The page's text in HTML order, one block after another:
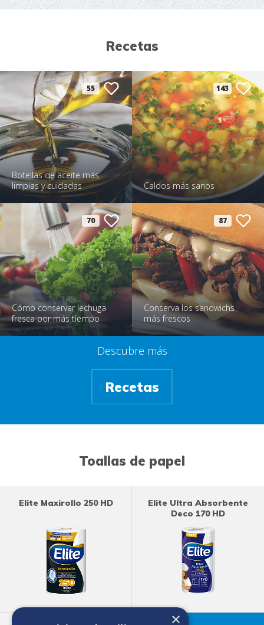
Recetas
55
Botellas de aceite más
limpias y cuidadas
143
Caldos más sanos
70
Cómo conservar lechuga
fresca por más tiempo
87
Conserva los sandwichs
más frescos
Descubre más
Recetas
Toallas de papel
Elite Maxirollo 250 HD
Elite Ultra Absorbente
Deco 170 HD
×